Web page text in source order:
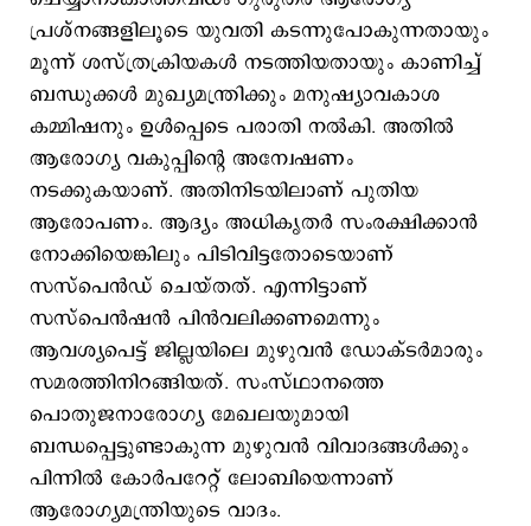
പ്രശ്നങ്ങളിലൂടെ യുവതി കടന്നുപോകുന്നതായും
മൂന്ന് ശസ്ത്രക്രിയകൾ നടത്തിയതായും കാണിച്ച്
ബന്ധുക്കൾ മുഖ്യമന്ത്രിക്കും മനുഷ്യാവകാശ
കമ്മിഷനും ഉൾപ്പെടെ പരാതി നൽകി. അതില്‍
ആരോഗ്യ വകുപ്പിന്‍റെ അന്വേഷണം
നടക്കുകയാണ്. അതിനിടയിലാണ് പുതിയ
ആരോപണം. ആദ്യം അധികൃതര്‍ സംരക്ഷിക്കാന്‍
നോക്കിയെങ്കിലും പിടിവിട്ടതോടെയാണ്
സസ്പെന്‍ഡ് ചെയ്തത്. എന്നിട്ടാണ്
സസ്പെന്‍ഷന്‍ പിന്‍വലിക്കണമെന്നും
ആവശ്യപെട്ട് ജില്ലയിലെ മുഴുവന്‍ ഡോക്ടര്‍മാരും
സമരത്തിനിറങ്ങിയത്. സംസ്ഥാനത്തെ
പൊതുജനാരോഗ്യ മേഖലയുമായി
ബന്ധപ്പെട്ടുണ്ടാകുന്ന മുഴുവന്‍ വിവാദങ്ങള്‍ക്കും
പിന്നില്‍ കോര്‍പറേറ്റ് ലോബിയെന്നാണ്
ആരോഗ്യമന്ത്രിയുടെ വാദം.